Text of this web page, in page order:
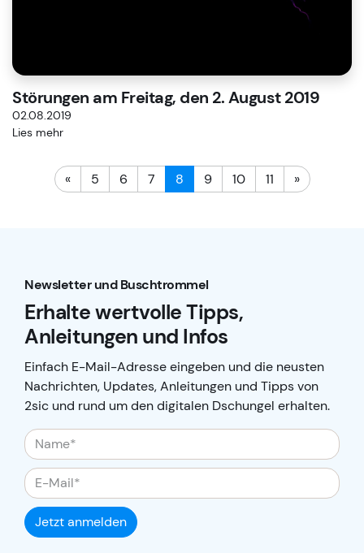
Störungen am Freitag, den 2. August 2019
02.08.2019
Lies mehr
« 5 6 7 8 9 10 11 »
Newsletter und Buschtrommel
Erhalte wertvolle Tipps,
Anleitungen und Infos
Einfach E-Mail-Adresse eingeben und die neusten
Nachrichten, Updates, Anleitungen und Tipps von
2sic und rund um den digitalen Dschungel erhalten.
Jetzt anmelden